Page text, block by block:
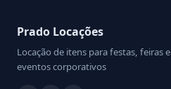
Prado Locações
Locação de itens para festas, feiras e
eventos corporativos